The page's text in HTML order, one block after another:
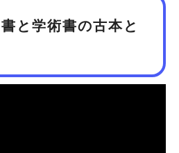
と学術書の古本と